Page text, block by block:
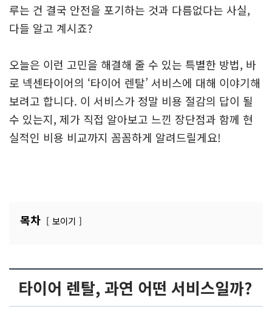
루는 건 결국 안전을 포기하는 것과 다름없다는 사실,
다들 알고 계시죠?
오늘은 이런 고민을 해결해 줄 수 있는 특별한 방법, 바
로 넥센타이어의 ‘타이어 렌탈’ 서비스에 대해 이야기해
보려고 합니다. 이 서비스가 정말 비용 절감의 답이 될
수 있는지, 제가 직접 알아보고 느낀 장단점과 함께 현
실적인 비용 비교까지 꼼꼼하게 알려드릴게요!
목차 보이기
타이어 렌탈, 과연 어떤 서비스일까?